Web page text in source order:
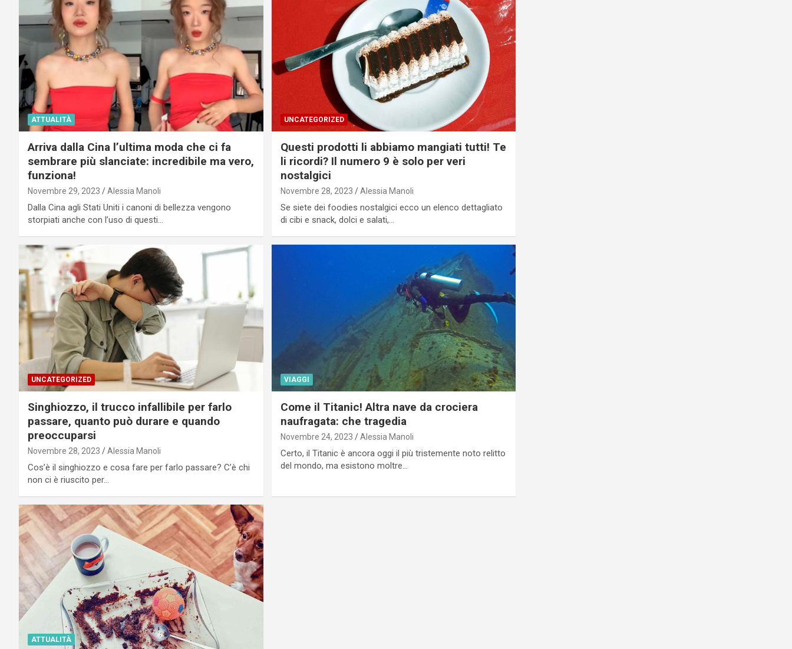
ATTUALITÀ
Arriva dalla Cina l’ultima moda che ci fa
sembrare più slanciate: incredibile ma vero,
funziona!
Novembre 29, 2023 Alessia Manoli
Dalla Cina agli Stati Uniti i canoni di bellezza vengono
storpiati anche con l’uso di questi…
UNCATEGORIZED
Questi prodotti li abbiamo mangiati tutti! Te
li ricordi? Il numero 9 è solo per veri
nostalgici
Novembre 28, 2023 Alessia Manoli
Se siete dei foodies nostalgici ecco un elenco dettagliato
di cibi e snack, dolci e salati,…
UNCATEGORIZED
Singhiozzo, il trucco infallibile per farlo
passare, quanto può durare e quando
preoccuparsi
Novembre 28, 2023 Alessia Manoli
Cos’è il singhiozzo e cosa fare per farlo passare? C’è chi
non ci è riuscito per…
VIAGGI
Come il Titanic! Altra nave da crociera
naufragata: che tragedia
Novembre 24, 2023 Alessia Manoli
Certo, il Titanic è ancora oggi il più tristemente noto relitto
del mondo, ma esistono moltre…
ATTUALITÀ